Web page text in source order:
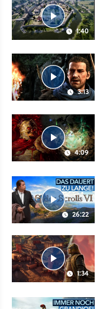
1:40
3:13
4:09
26:22
1:34